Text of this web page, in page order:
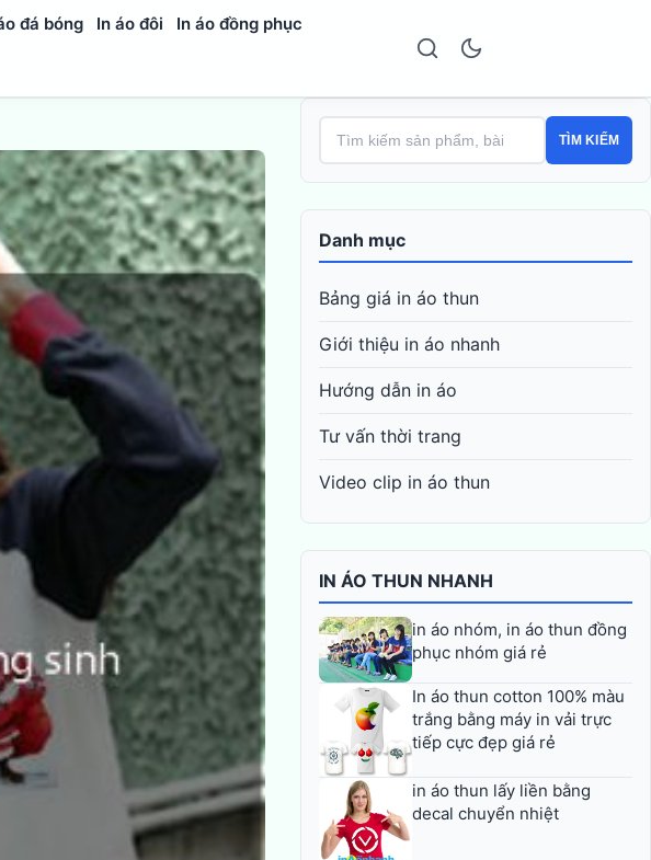
đá bóng In áo đôi In áo đồng phục
TÌM KIẾM
Danh mục
Bảng giá in áo thun
Giới thiệu in áo nhanh
Hướng dẫn in áo
Tư vấn thời trang
Video clip in áo thun
IN ÁO THUN NHANH
in áo nhóm, in áo thun đồng
phục nhóm giá rẻ
In áo thun cotton 100% màu
trắng bằng máy in vải trực
tiếp cực đẹp giá rẻ
in áo thun lấy liền bằng
decal chuyển nhiệt